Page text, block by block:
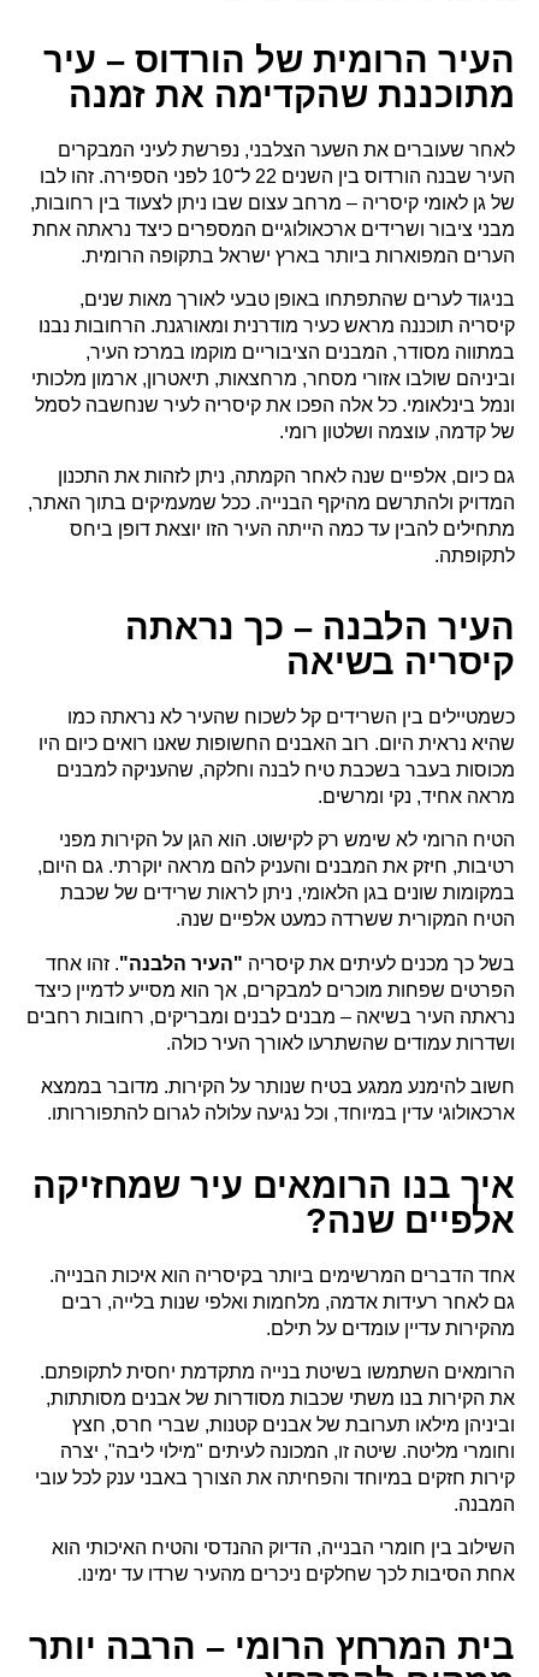
העיר הרומית של הורדוס – עיר
מתוכננת שהקדימה את זמנה
לאחר שעוברים את השער הצלבני, נפרשת לעיני המבקרים
העיר שבנה הורדוס בין השנים 22 ל־10 לפני הספירה. זהו לבו
של גן לאומי קיסריה – מרחב עצום שבו ניתן לצעוד בין רחובות,
מבני ציבור ושרידים ארכאולוגיים המספרים כיצד נראתה אחת
הערים המפוארות ביותר בארץ ישראל בתקופה הרומית.
בניגוד לערים שהתפתחו באופן טבעי לאורך מאות שנים,
קיסריה תוכננה מראש כעיר מודרנית ומאורגנת. הרחובות נבנו
במתווה מסודר, המבנים הציבוריים מוקמו במרכז העיר,
וביניהם שולבו אזורי מסחר, מרחצאות, תיאטרון, ארמון מלכותי
ונמל בינלאומי. כל אלה הפכו את קיסריה לעיר שנחשבה לסמל
של קדמה, עוצמה ושלטון רומי.
גם כיום, אלפיים שנה לאחר הקמתה, ניתן לזהות את התכנון
המדויק ולהתרשם מהיקף הבנייה. ככל שמעמיקים בתוך האתר,
מתחילים להבין עד כמה הייתה העיר הזו יוצאת דופן ביחס
לתקופתה.
העיר הלבנה – כך נראתה
קיסריה בשיאה
כשמטיילים בין השרידים קל לשכוח שהעיר לא נראתה כמו
שהיא נראית היום. רוב האבנים החשופות שאנו רואים כיום היו
מכוסות בעבר בשכבת טיח לבנה וחלקה, שהעניקה למבנים
מראה אחיד, נקי ומרשים.
הטיח הרומי לא שימש רק לקישוט. הוא הגן על הקירות מפני
רטיבות, חיזק את המבנים והעניק להם מראה יוקרתי. גם היום,
במקומות שונים בגן הלאומי, ניתן לראות שרידים של שכבת
הטיח המקורית ששרדה כמעט אלפיים שנה.
בשל כך מכנים לעיתים את קיסריה "העיר הלבנה". זהו אחד
הפרטים שפחות מוכרים למבקרים, אך הוא מסייע לדמיין כיצד
נראתה העיר בשיאה – מבנים לבנים ומבריקים, רחובות רחבים
ושדרות עמודים שהשתרעו לאורך העיר כולה.
חשוב להימנע ממגע בטיח שנותר על הקירות. מדובר בממצא
ארכאולוגי עדין במיוחד, וכל נגיעה עלולה לגרום להתפוררותו.
איך בנו הרומאים עיר שמחזיקה
אלפיים שנה?
אחד הדברים המרשימים ביותר בקיסריה הוא איכות הבנייה.
גם לאחר רעידות אדמה, מלחמות ואלפי שנות בלייה, רבים
מהקירות עדיין עומדים על תילם.
הרומאים השתמשו בשיטת בנייה מתקדמת יחסית לתקופתם.
את הקירות בנו משתי שכבות מסודרות של אבנים מסותתות,
וביניהן מילאו תערובת של אבנים קטנות, שברי חרס, חצץ
וחומרי מליטה. שיטה זו, המכונה לעיתים "מילוי ליבה", יצרה
קירות חזקים במיוחד והפחיתה את הצורך באבני ענק לכל עובי
המבנה.
השילוב בין חומרי הבנייה, הדיוק ההנדסי והטיח האיכותי הוא
אחת הסיבות לכך שחלקים ניכרים מהעיר שרדו עד ימינו.
בית המרחץ הרומי – הרבה יותר